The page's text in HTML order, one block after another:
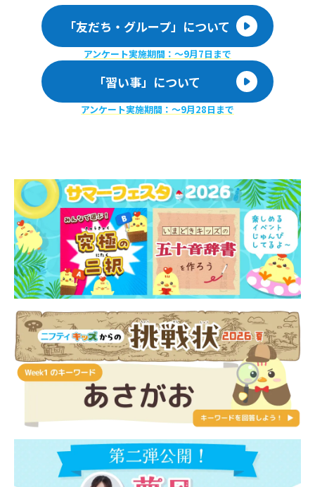
「友だち・グループ」について
アンケート実施期間：〜9月7日まで
「習い事」について
アンケート実施期間：〜9月28日まで